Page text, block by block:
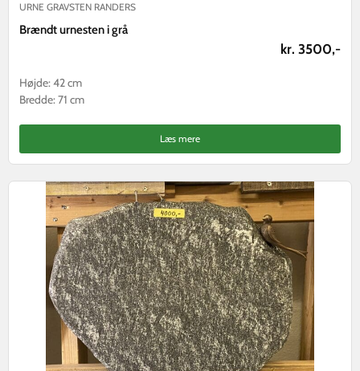
URNE GRAVSTEN RANDERS
Brændt urnesten i grå
kr. 3500,-
Højde: 42 cm
Bredde: 71 cm
Læs mere